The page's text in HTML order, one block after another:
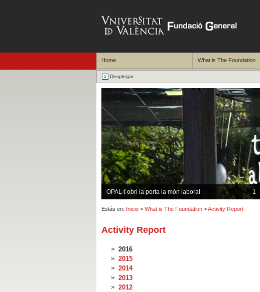
Home What is The Foundation
Desplegar
OPAL t´obri la porta la món laboral 1
Estás en: Inicio > What is The Foundation >Activity Report
Activity Report
2016
2015
2014
2013
2012